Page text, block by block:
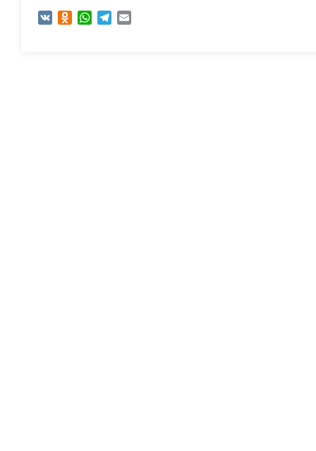
VK Odnoklassniki
WhatsAppTelegram